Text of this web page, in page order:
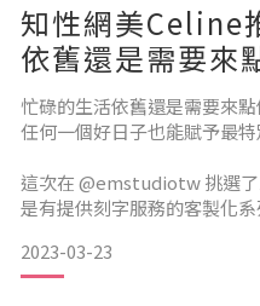
EM STUDIO的飾品有刻字服
式還可以製作自己的手繪圖！
（畢竟要戴在身上，選自己喜
做工精細，款式簡約百搭，
一定
知性網美Celine
依舊還是需要來
@hello.celine
忙碌的生活依舊還是需要來
任何一個好日子也能賦予最
這次在 @emstudiotw 挑選
是有提供刻字服務的客製化
客製化系列可依飾品來刻上文
其中部分款式還能選擇刻上手
2023-03-23